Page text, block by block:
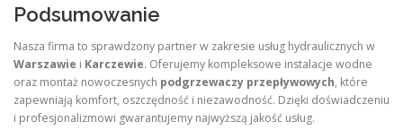
Podsumowanie
Nasza firma to sprawdzony partner w zakresie usług hydraulicznych w
Warszawie i Karczewie. Oferujemy kompleksowe instalacje wodne
oraz montaż nowoczesnych podgrzewaczy przepływowych, które
zapewniają komfort, oszczędność i niezawodność. Dzięki doświadczeniu
i profesjonalizmowi gwarantujemy najwyższą jakość usług.